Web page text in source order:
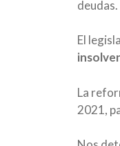
deudas.
El
La
2021,